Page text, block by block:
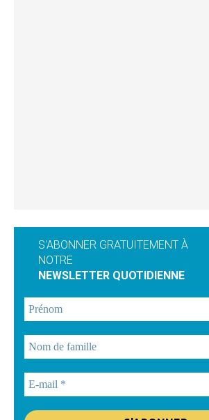
S'ABONNER GRATUITEMENT À
NOTRE
NEWSLETTER QUOTIDIENNE